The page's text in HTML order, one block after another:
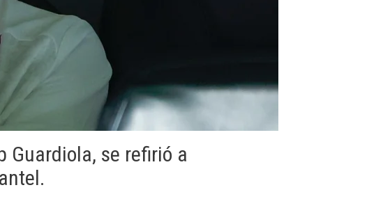
Guardiola, se refirió a